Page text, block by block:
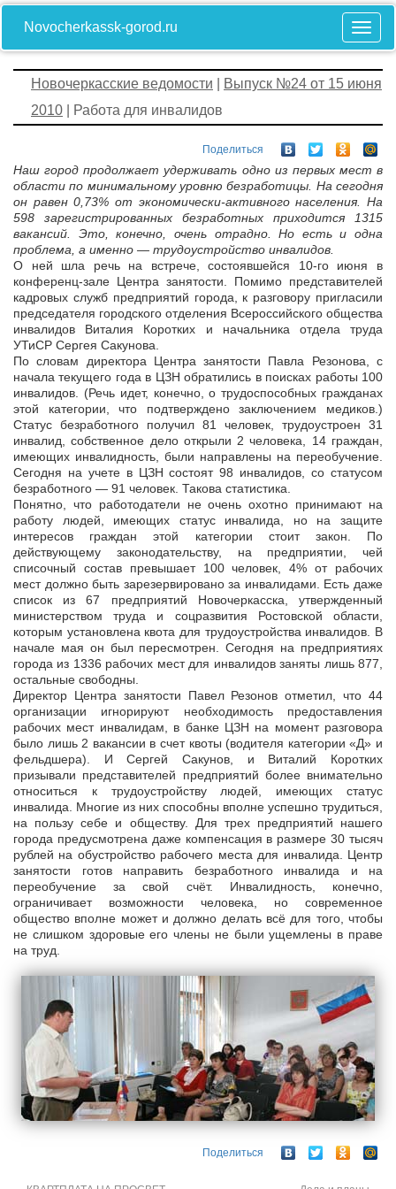
Novocherkassk-gorod.ru
Новочеркасские ведомости
Выпуск №24 от 15 июня
2010 | Работа для инвалидов
Поделиться
Наш город продолжает удерживать одно из первых мест в
области по минимальному уровню безработицы. На сегодня
он равен 0,73% от экономически-активного населения. На
598 зарегистрированных безработных приходится 1315
вакансий. Это, конечно, очень отрадно. Но есть и одна
проблема, а именно — трудоустройство инвалидов.
О ней шла речь на встрече, состоявшейся 10-го июня в
конференц-зале Центра занятости. Помимо представителей
кадровых служб предприятий города, к разговору пригласили
председателя городского отделения Всероссийского общества
инвалидов Виталия Коротких и начальника отдела труда
УТиСР Сергея Сакунова.
По словам директора Центра занятости Павла Резонова, с
начала текущего года в ЦЗН обратились в поисках работы 100
инвалидов. (Речь идет, конечно, о трудоспособных гражданах
этой категории, что подтверждено заключением медиков.)
Статус безработного получил 81 человек, трудоустроен 31
инвалид, собственное дело открыли 2 человека, 14 граждан,
имеющих инвалидность, были направлены на переобучение.
Сегодня на учете в ЦЗН состоят 98 инвалидов, со статусом
безработного — 91 человек. Такова статистика.
Понятно, что работодатели не очень охотно принимают на
работу людей, имеющих статус инвалида, но на защите
интересов граждан этой категории стоит закон. По
действующему законодательству, на предприятии, чей
списочный состав превышает 100 человек, 4% от рабочих
мест должно быть зарезервировано за инвалидами. Есть даже
список из 67 предприятий Новочеркасска, утвержденный
министерством труда и соцразвития Ростовской области,
которым установлена квота для трудоустройства инвалидов. В
начале мая он был пересмотрен. Сегодня на предприятиях
города из 1336 рабочих мест для инвалидов заняты лишь 877,
остальные свободны.
Директор Центра занятости Павел Резонов отметил, что 44
организации игнорируют необходимость предоставления
рабочих мест инвалидам, в банке ЦЗН на момент разговора
было лишь 2 вакансии в счет квоты (водителя категории «Д» и
фельдшера). И Сергей Сакунов, и Виталий Коротких
призывали представителей предприятий более внимательно
относиться к трудоустройству людей, имеющих статус
инвалида. Многие из них способны вполне успешно трудиться,
на пользу себе и обществу. Для трех предприятий нашего
города предусмотрена даже компенсация в размере 30 тысяч
рублей на обустройство рабочего места для инвалида. Центр
занятости готов направить безработного инвалида и на
переобучение за свой счёт. Инвалидность, конечно,
ограничивает возможности человека, но современное
общество вполне может и должно делать всё для того, чтобы
не слишком здоровые его члены не были ущемлены в праве
на труд.
Поделиться